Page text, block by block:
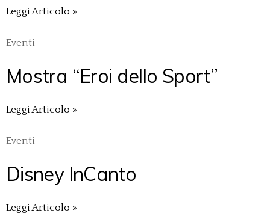
Leggi Articolo »
Eventi
Mostra “Eroi dello Sport”
Leggi Articolo »
Eventi
Disney InCanto
Leggi Articolo »